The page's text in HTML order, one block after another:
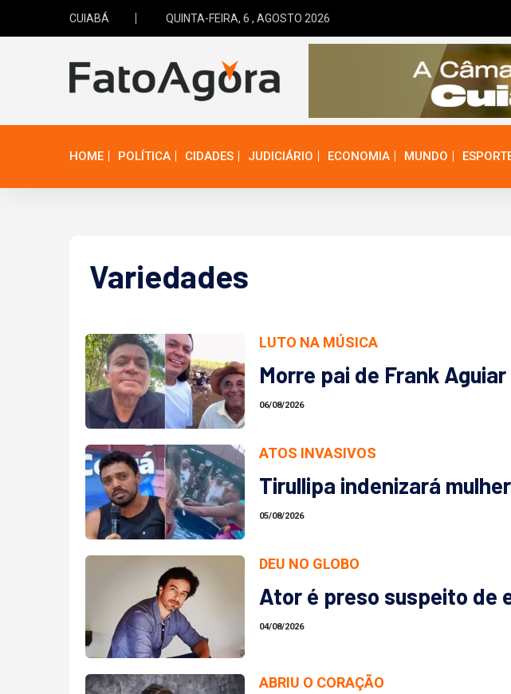
CUIABÁ QUINTA-FEIRA, 6 , AGOSTO 2026
HOME POLÍTICA CIDADES JUDICIÁRIO ECONOMIA MUNDO
Variedades
LUTO NA MÚSICA
Morre pai de Frank
06/08/2026
ATOS INVASIVOS
Tirullipa indenizará
05/08/2026
DEU NO GLOBO
Ator é preso suspeito de
04/08/2026
ABRIU O CORAÇÃO